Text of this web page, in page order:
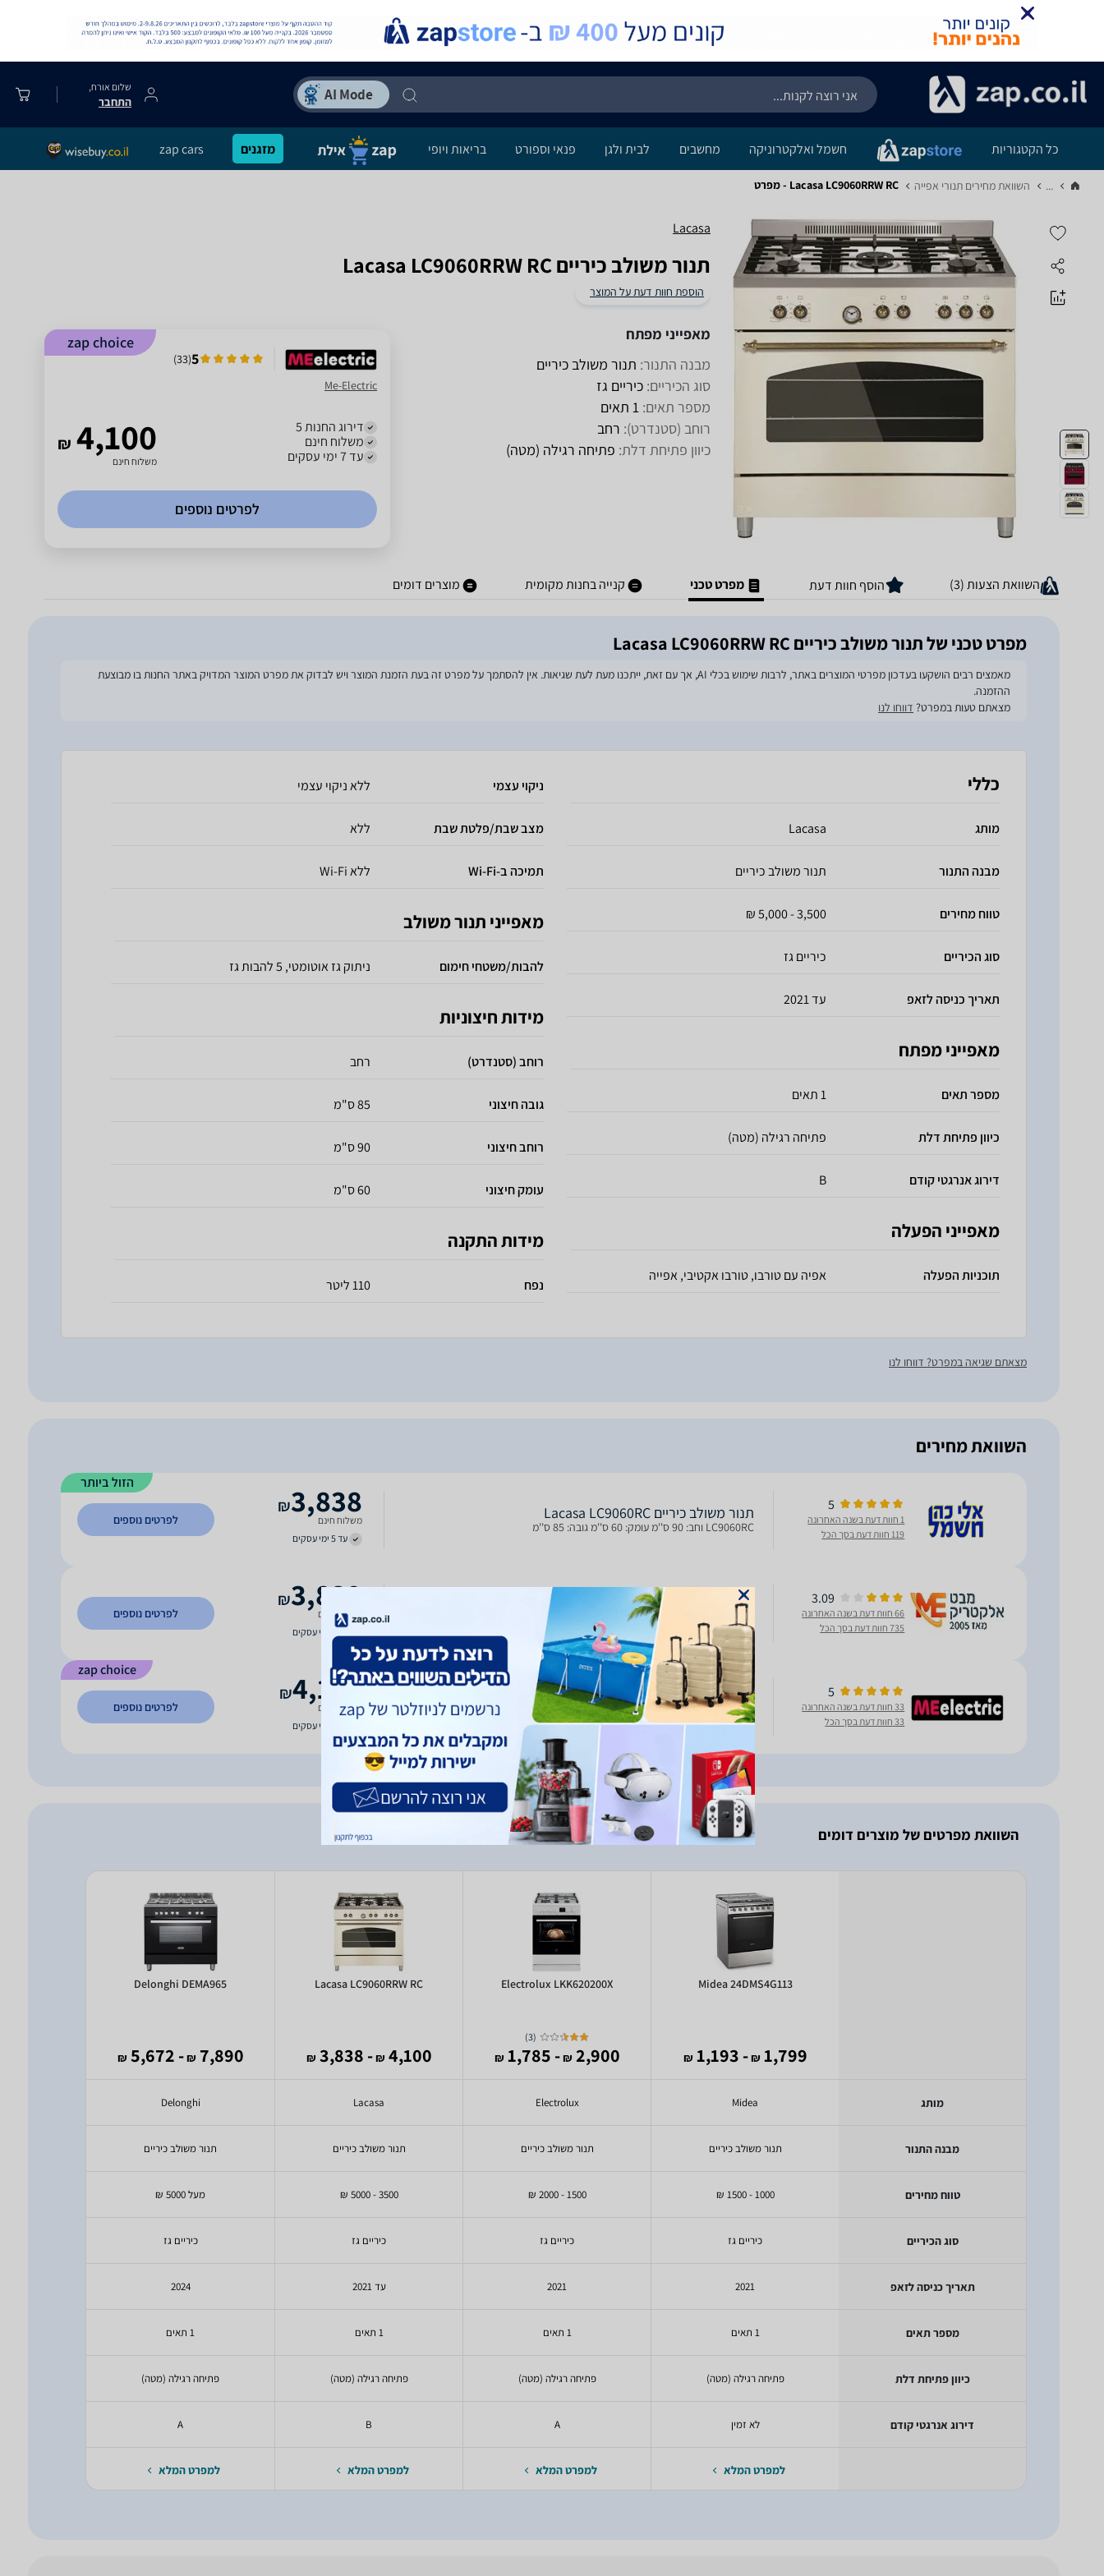
שלום אורח,
התחבר
כל הקטגוריות חשמל ואלקטרוניקה מחשבים לבית ולגן פנאי וספורט בריאות ויופי מזגנים zap cars
... השוואת מחירים תנורי אפייה‏ Lacasa LC9060RRW RC - מפרט
Lacasa
‏תנור משולב כיריים Lacasa LC9060RRW RC
הוספת חוות דעת על המוצר
מאפייני מפתח
מבנה התנור: תנור משולב כיריים
סוג הכיריים: כיריים גז
מספר תאים: 1 תאים
רוחב (סטנדרט): רחב
כיוון פתיחת דלת: פתיחה רגילה (מטה)
zap choice
5
(
33
)
Me-Electric
דירוג החנות 5
משלוח חינם
עד 7 ימי עסקים
₪ 4,100
משלוח חינם
לפרטים נוספים
השוואת הצעות (3) הוסף חוות דעת מפרט טכני קנייה בחנות מקומית מוצרים דומים
מפרט טכני של ‏תנור משולב כיריים Lacasa LC9060RRW RC
מאמצים רבים הושקעו בעדכון מפרטי המוצרים באתר, לרבות שימוש בכלי AI, אך עם זאת, ייתכנו מעת לעת שגיאות. אין להסתמך על מפרט זה בעת הזמנת המוצר ויש לבדוק את מפרט המוצר המדויק באתר החנות בו מבוצעת
ההזמנה.
מצאתם טעות במפרט? דווחו לנו
כללי
מותג Lacasa
מבנה התנור תנור משולב כיריים
טווח מחירים 3,500 - 5,000 ₪
סוג הכיריים כיריים גז
תאריך כניסה לזאפ עד 2021
מאפייני מפתח
מספר תאים 1 תאים
כיוון פתיחת דלת פתיחה רגילה (מטה)
דירוג אנרגטי קודם B
מאפייני הפעלה
תוכניות הפעלה אפיה עם טורבו, טורבו אקטיבי, אפייה
ניקוי עצמי ללא ניקוי עצמי
מצב שבת/פלטת שבת ללא
תמיכה ב-Wi-Fi ללא Wi-Fi
מאפייני תנור משולב
להבות/משטחי חימום ניתוק גז אוטומטי, 5 להבות גז
מידות חיצוניות
רוחב (סטנדרט) רחב
גובה חיצוני 85 ס"מ
רוחב חיצוני 90 ס"מ
עומק חיצוני 60 ס"מ
מידות התקנה
נפח 110 ליטר
מצאתם שגיאה במפרט? דווחו לנו
השוואת מחירים
הזול ביותר
5
1 חוות דעת בשנה האחרונה
119 חוות דעת בסך הכל
‏תנור משולב כיריים Lacasa LC9060RC
LC9060RC וחב: 90 ס''מ עומק: 60 ס''מ גובה: 85 ס''מ
3,838
₪
משלוח חינם
עד 5 ימי עסקים
לפרטים נוספים
3.09
66 חוות דעת בשנה האחרונה
735 חוות דעת בסך הכל
תנור משולב 90 ס''מ לקאזה דגם LC9060RRW קרם
כולל טורבו אקטיבי. דלת זכוכית בעלת 3 שכבות. כיריים גז 5 להבות כולל טורבו ווק.
3,839
₪
משלוח חינם
עד 7 ימי עסקים
לפרטים נוספים
zap choice
5
33 חוות דעת בשנה האחרונה
33 חוות דעת בסך הכל
‏תנור משולב כיריים Lacasa LC9060RRW
LC9060R הסדרה המקצועית והיוקרתית.עיצוב בסגנון כפרי.שעון אנלוגי בשילוב ידית
וכפתורים מוזהבים.9 תוכניות אפייה וגריל כולל טורבו אקטיבי.תא אפייה ענק 110
ליטר.מאוורר טורבו אקטיבי לפיזור חום אחיד וטבעת חימום ליצירת אוכל קריספי.צבע:
4,100
₪
משלוח חינם
לפרטים נוספים
השוואת מפרטים של מוצרים דומים
מותג
מבנה התנור
טווח מחירים
סוג הכיריים
תאריך כניסה לזאפ
מספר תאים
כיוון פתיחת דלת
דירוג אנרגטי קודם
Midea 24DMS4G113
1,799
₪
- 1,193
₪
Midea
תנור משולב כיריים
1000 - 1500 ₪
כיריים גז
2021
1 תאים
פתיחה רגילה (מטה)
לא זמין
למפרט המלא
Electrolux LKK620200X
(
3
)
2,900
₪
- 1,785
₪
Electrolux
תנור משולב כיריים
1500 - 2000 ₪
כיריים גז
2021
1 תאים
פתיחה רגילה (מטה)
A
למפרט המלא
Lacasa LC9060RRW RC
4,100
₪
- 3,838
₪
Lacasa
תנור משולב כיריים
3500 - 5000 ₪
כיריים גז
עד 2021
1 תאים
פתיחה רגילה (מטה)
B
למפרט המלא
Delonghi DEMA965
7,890
₪
- 5,672
₪
Delonghi
תנור משולב כיריים
מעל 5000 ₪
כיריים גז
2024
1 תאים
פתיחה רגילה (מטה)
A
למפרט המלא